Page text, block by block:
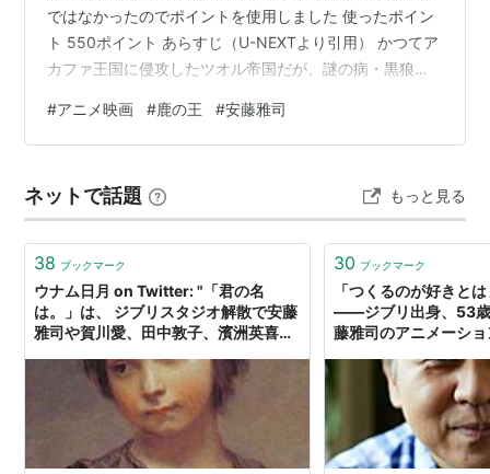
ではなかったのでポイントを使用しました 使ったポイン
ト 550ポイント あらすじ（U-NEXTより引用） かつてア
カファ王国に侵攻したツオル帝国だが、謎の病・黒狼病
いた。しかしアカファ王国は黒狼病を大量発生させ反乱
を計画。その計画から生き延びたヴァンは、身寄りのな
#アニメ映画 #鹿の王 #安藤雅司
ネットで話題 もっと見る
38 ブックマーク
ウナム日月 on Twitter: "「君の名
は。」は、 ジブリスタジオ解散で安藤
雅司や賀川愛、田中敦子、濱洲英喜ら
ブリのスーパー動画マンを獲得し、 シ
ンエヴァが庵野の鬱症状で凍結され、
沖浦・黄瀬和哉・井上鋭らを捕まえら
れたことが勝因の一つなのです。 まさ
に鬼のいぬ間の間隙をついた形。"
30 ブックマーク
「つくるのが好きと
――ジブリ出身、53
藤雅司のアニメーシ